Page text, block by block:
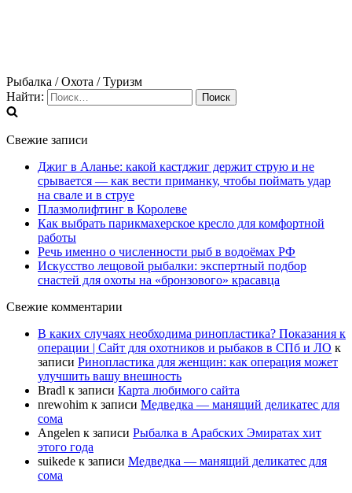
Рыбалка / Охота / Туризм
Найти:
Свежие записи
Джиг в Аланье: какой кастджиг держит струю и не
срывается — как вести приманку, чтобы поймать удар
на свале и в струе
Плазмолифтинг в Королеве
Как выбрать парикмахерское кресло для комфортной
работы
Речь именно о численности рыб в водоёмах РФ
Искусство лещовой рыбалки: экспертный подбор
снастей для охоты на «бронзового» красавца
Свежие комментарии
В каких случаях необходима ринопластика? Показания к
операции | Сайт для охотников и рыбаков в СПб и ЛО к
записи Ринопластика для женщин: как операция может
улучшить вашу внешность
Bradl к записи Карта любимого сайта
nrewohim к записи Медведка — манящий деликатес для
сома
Angelen к записи Рыбалка в Арабских Эмиратах хит
этого года
suikede к записи Медведка — манящий деликатес для
сома